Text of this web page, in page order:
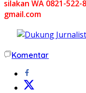
silakan WA 0821-
gmail.com
Komentar